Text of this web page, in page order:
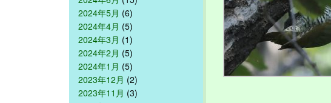
2024年5月 (6)
2024年4月 (5)
2024年3月 (1)
2024年2月 (5)
2024年1月 (5)
2023年12月 (2)
2023年11月 (3)